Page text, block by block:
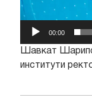
00:00
Шавкат
институти